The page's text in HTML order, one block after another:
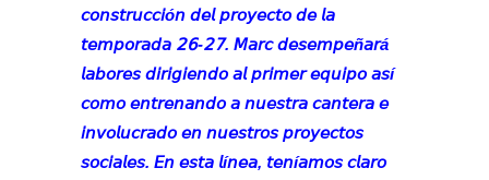
𝘤𝘰𝘯𝘴𝘵𝘳𝘶𝘤𝘤𝘪ó𝘯 𝘥𝘦𝘭 𝘱𝘳𝘰𝘺𝘦𝘤𝘵𝘰 𝘥𝘦 𝘭𝘢
𝘵𝘦𝘮𝘱𝘰𝘳𝘢𝘥𝘢 𝟤𝟨-𝟤𝟩. 𝘔𝘢𝘳𝘤 𝘥𝘦𝘴𝘦𝘮𝘱𝘦ñ𝘢𝘳á
𝘭𝘢𝘣𝘰𝘳𝘦𝘴 𝘥𝘪𝘳𝘪𝘨𝘪𝘦𝘯𝘥𝘰 𝘢𝘭 𝘱𝘳𝘪𝘮𝘦𝘳 𝘦𝘲𝘶𝘪𝘱𝘰 𝘢𝘴í
𝘤𝘰𝘮𝘰 𝘦𝘯𝘵𝘳𝘦𝘯𝘢𝘯𝘥𝘰 𝘢 𝘯𝘶𝘦𝘴𝘵𝘳𝘢 𝘤𝘢𝘯𝘵𝘦𝘳𝘢 𝘦
𝘪𝘯𝘷𝘰𝘭𝘶𝘤𝘳𝘢𝘥𝘰 𝘦𝘯 𝘯𝘶𝘦𝘴𝘵𝘳𝘰𝘴 𝘱𝘳𝘰𝘺𝘦𝘤𝘵𝘰𝘴
𝘴𝘰𝘤𝘪𝘢𝘭𝘦𝘴. 𝘌𝘯 𝘦𝘴𝘵𝘢 𝘭í𝘯𝘦𝘢, 𝘵𝘦𝘯í𝘢𝘮𝘰𝘴 𝘤𝘭𝘢𝘳𝘰